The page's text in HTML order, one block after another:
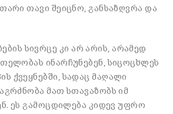
თავი შეიცნო, განსაზღვრა და
სივრცე კი არ არის, არამედ
ინარჩუნებენ, სიცოცხლეს
ქვეყნებში, სადაც მაღალი
მათ სთავაზობს იმ
ეს გამოცდილება კიდევ უფრო